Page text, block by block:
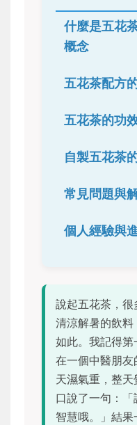
什麼是五花
概念
五花茶配方
五花茶的功
自製五花茶
常見問題與
個人經驗與
說起五花茶，
清涼解暑的飲
如此。我記得
在一個中醫朋
天濕氣重，整
口說了一句：
智慧哦。」結